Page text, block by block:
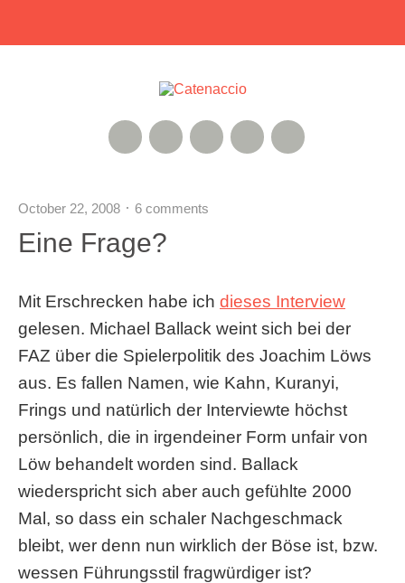
Twitter
Google+
Instagram
Xing
RSS Feed
October 22, 2008 6 comments
Eine Frage?
Mit Erschrecken habe ich dieses Interview
gelesen. Michael Ballack weint sich bei der
FAZ über die Spielerpolitik des Joachim Löws
aus. Es fallen Namen, wie Kahn, Kuranyi,
Frings und natürlich der Interviewte höchst
persönlich, die in irgendeiner Form unfair von
Löw behandelt worden sind. Ballack
wiederspricht sich aber auch gefühlte 2000
Mal, so dass ein schaler Nachgeschmack
bleibt, wer denn nun wirklich der Böse ist, bzw.
wessen Führungsstil fragwürdiger ist?